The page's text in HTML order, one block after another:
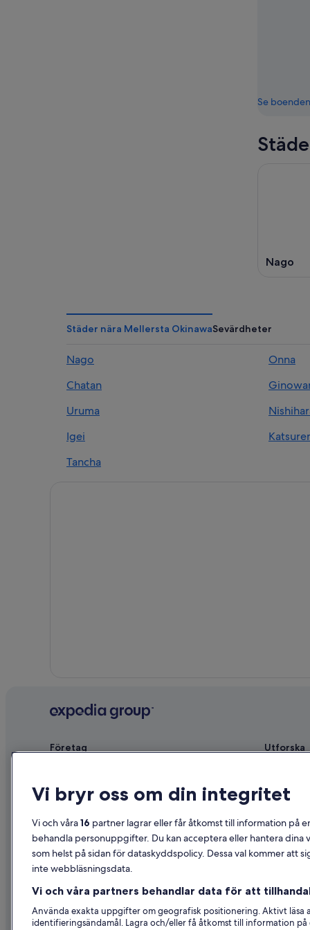
Se boenden
Nago
Städer nära Mellersta OkinawaSevärdheter
Nago Onna
Chatan
Uruma
Igei
Tancha
Företag
Jobb
Samarbete
Reklam
Utforska
Hotell i
Inrikesflyg
Vi bryr oss om din integritet
Vi och våra16 partner lagrar eller får åtkomst till information på
behandla personuppgifter. Du kan acceptera eller hantera dina
som helst på sidan för dataskyddspolicy. Dessa val kommer att
inte webbläsningsdata.
Vi och våra partners behandlar data för att
Använda exakta uppgifter om geografisk positionering. Aktivt läsa
identifieringsändamål. Lagra och/eller få åtkomst till information på